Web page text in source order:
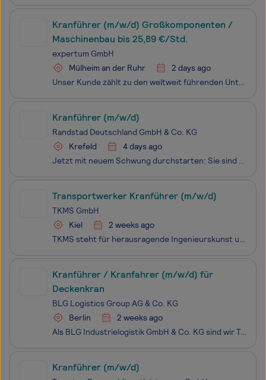
Kranführer (m/w/d) Großkomponenten /
Maschinenbau bis 25,89 €/Std.
expertum GmbH
Mülheim an der Ruhr
2 days ago
Unser Kunde zählt zu den weltweit führenden Unternehmen im Energieanlagen- und Turbinenbau. Am Standort Mülheim an der Ruhr entstehen hochmoderne Dampfturbinen und Großkomponenten, die weltweit in Kraftwerken zum Einsatz kommen. Zur Verstärkung des Teams suchen wir ab sofort Kranfahrer / Brückenkran
Kranführer (m/w/d)
Randstad Deutschland GmbH & Co. KG
Krefeld
4 days ago
Jetzt mit neuem Schwung durchstarten: Sie sind stets mit Leidenschaft bei der Sache und geben immer 100%? Wir auch! Im Auftrag unseres langjährigen Partners thyssenkrupp, deutsches Unternehmen mit Tradition und zukunftsorientierten Lösungen zugleich, suchen wir aktuell einen Kran- und Staplerfahrer.
Transportwerker Kranführer (m/w/d)
TKMS GmbH
Kiel
2 weeks ago
TKMS steht für herausragende Ingenieurskunst und Innovationskraft im Überwasser- und Unterwasserschiffbau. Seit mehr als 185 Jahren. Als starker Partner, dem die NATO vertraut, bauen wir 70 Prozent ihrer U-Boot-Flotte und tragen so zu Frieden und Sicherheit bei. Weltweit. Bereit mit den Besten und a
Kranführer / Kranfahrer (m/w/d) für
Deckenkran
BLG Logistics Group AG & Co. KG
Berlin
2 weeks ago
Als BLG Industrielogistik GmbH & Co. KG sind wir Teil von BLG LOGISTICS und unterstützen unsere Kunden bei der Lagerung, Verwaltung und Auslieferung ihrer Bauteile – z. B. bei Scheinwerfern, Batterien oder Komponenten von Gasturbinen. Unsere Stärke: Als Team packen wir an und machen erfolgreiche
Kranführer (m/w/d)